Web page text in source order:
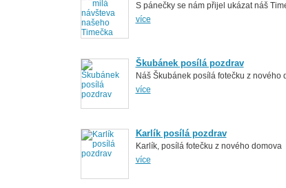
S pánečky se nám přijel ukázat náš
více
Škubánek posílá pozdrav
Náš Škubánek posílá fotečku z nového
více
Karlík posílá pozdrav
Karlík, posílá fotečku z nového domova
více